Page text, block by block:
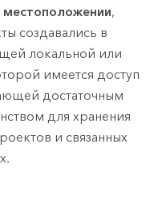
местоположении,
создавались в
локальной или
имеется доступ
достаточным
для хранения
и связанных